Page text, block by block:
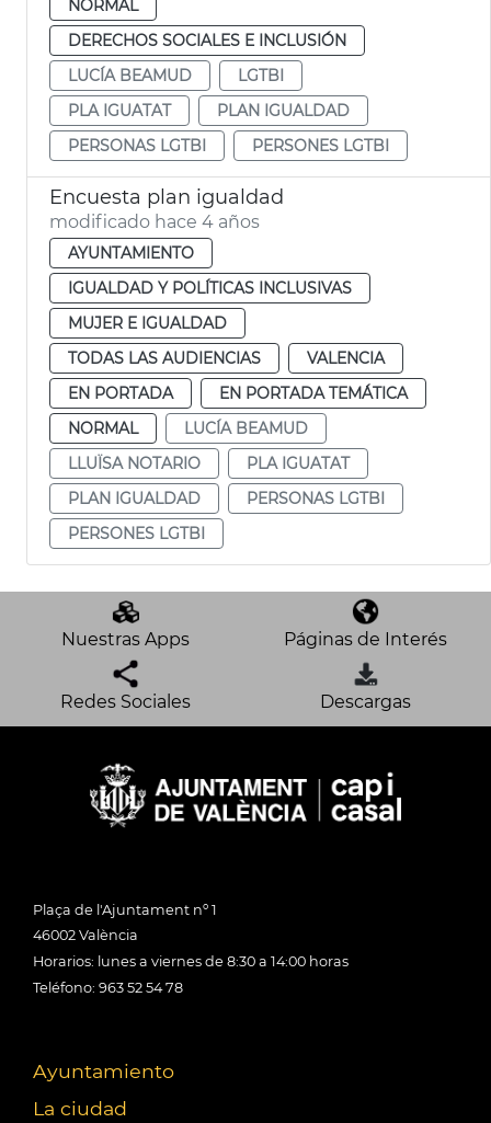
NORMAL
DERECHOS SOCIALES E INCLUSIÓN
LUCÍA BEAMUD
LGTBI
PLA IGUATAT
PLAN IGUALDAD
PERSONAS LGTBI
PERSONES LGTBI
Encuesta plan igualdad
modificado hace 4 años
AYUNTAMIENTO
IGUALDAD Y POLÍTICAS INCLUSIVAS
MUJER E IGUALDAD
TODAS LAS AUDIENCIAS
VALENCIA
EN PORTADA
EN PORTADA TEMÁTICA
NORMAL
LUCÍA BEAMUD
LLUÏSA NOTARIO
PLA IGUATAT
PLAN IGUALDAD
PERSONAS LGTBI
PERSONES LGTBI
Nuestras Apps Páginas de Interés
Redes Sociales Descargas
Plaça de l'Ajuntament nº 1
46002 València
Horarios: lunes a viernes de 8:30 a 14:00 horas
Teléfono: 963 52 54 78
Ayuntamiento
La ciudad